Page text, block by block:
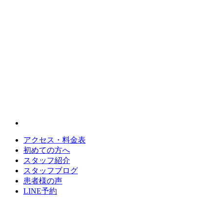
アクセス・料金表
初めての方へ
スタッフ紹介
スタッフブログ
患者様の声
LINE予約